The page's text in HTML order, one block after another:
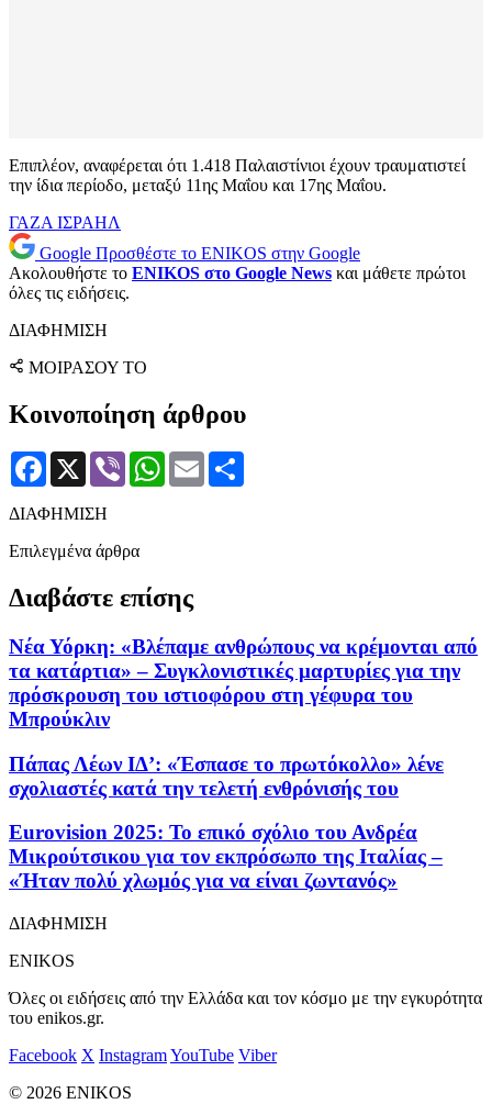
Επιπλέον, αναφέρεται ότι 1.418 Παλαιστίνιοι έχουν τραυματιστεί
την ίδια περίοδο, μεταξύ 11ης Μαΐου και 17ης Μαΐου.
ΓΑΖΑ ΙΣΡΑΗΛ
Google Προσθέστε το ENIKOS στην Google
Ακολουθήστε το ENIKOS στο Google News και μάθετε πρώτοι
όλες τις ειδήσεις.
ΔΙΑΦΗΜΙΣΗ
ΜΟΙΡΑΣΟΥ ΤΟ
Κοινοποίηση άρθρου
Facebook
X Viber WhatsApp
Email
ΔΙΑΦΗΜΙΣΗ
Επιλεγμένα άρθρα
Διαβάστε επίσης
Νέα Υόρκη: «Βλέπαμε ανθρώπους να κρέμονται από
τα κατάρτια» – Συγκλονιστικές μαρτυρίες για την
πρόσκρουση του ιστιοφόρου στη γέφυρα του
Μπρούκλιν
Πάπας Λέων ΙΔ’: «Έσπασε το πρωτόκολλο» λένε
σχολιαστές κατά την τελετή ενθρόνισής του
Eurovision 2025: Το επικό σχόλιο του Ανδρέα
Μικρούτσικου για τον εκπρόσωπο της Ιταλίας –
«Ήταν πολύ χλωμός για να είναι ζωντανός»
ΔΙΑΦΗΜΙΣΗ
ENIKOS
Όλες οι ειδήσεις από την Ελλάδα και τον κόσμο με την εγκυρότητα
του enikos.gr.
Facebook X InstagramYouTube Viber
© 2026 ENIKOS